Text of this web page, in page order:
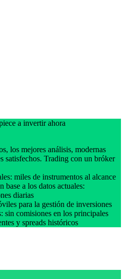
a invertir ahora
los mejores análisis, modernas
satisfechos. Trading con un bróker
miles de instrumentos al alcance
base a los datos actuales:
diarias
para la gestión de inversiones
sin comisiones en los principales
y spreads históricos